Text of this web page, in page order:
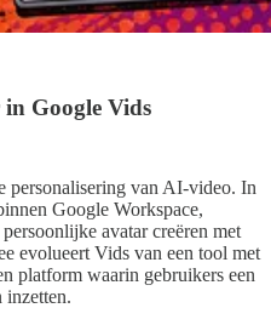
Google Vids
personalisering van AI-video. In
Google Workspace,
avatar creëren met
evolueert Vids van een tool met
platform waarin gebruikers een
inzetten.